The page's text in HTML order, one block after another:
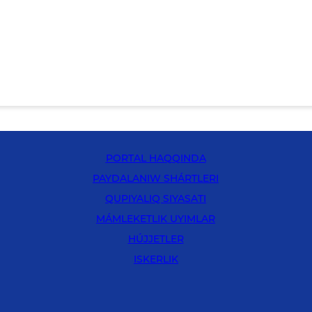
PORTAL HAQQINDA
PAYDALANIW SHÁRTLERI
QUPIYALIQ SIYASATI
MÁMLEKETLIK UYIMLAR
HÚJJETLER
ISKERLIK